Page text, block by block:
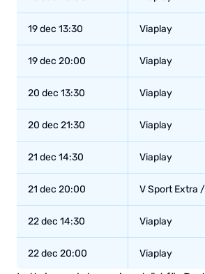
19 dec 13:30 Viaplay
19 dec 20:00 Viaplay
20 dec 13:30 Viaplay
20 dec 21:30 Viaplay
21 dec 14:30 Viaplay
21 dec 20:00 V Sport Extra
22 dec 14:30 Viaplay
22 dec 20:00 Viaplay